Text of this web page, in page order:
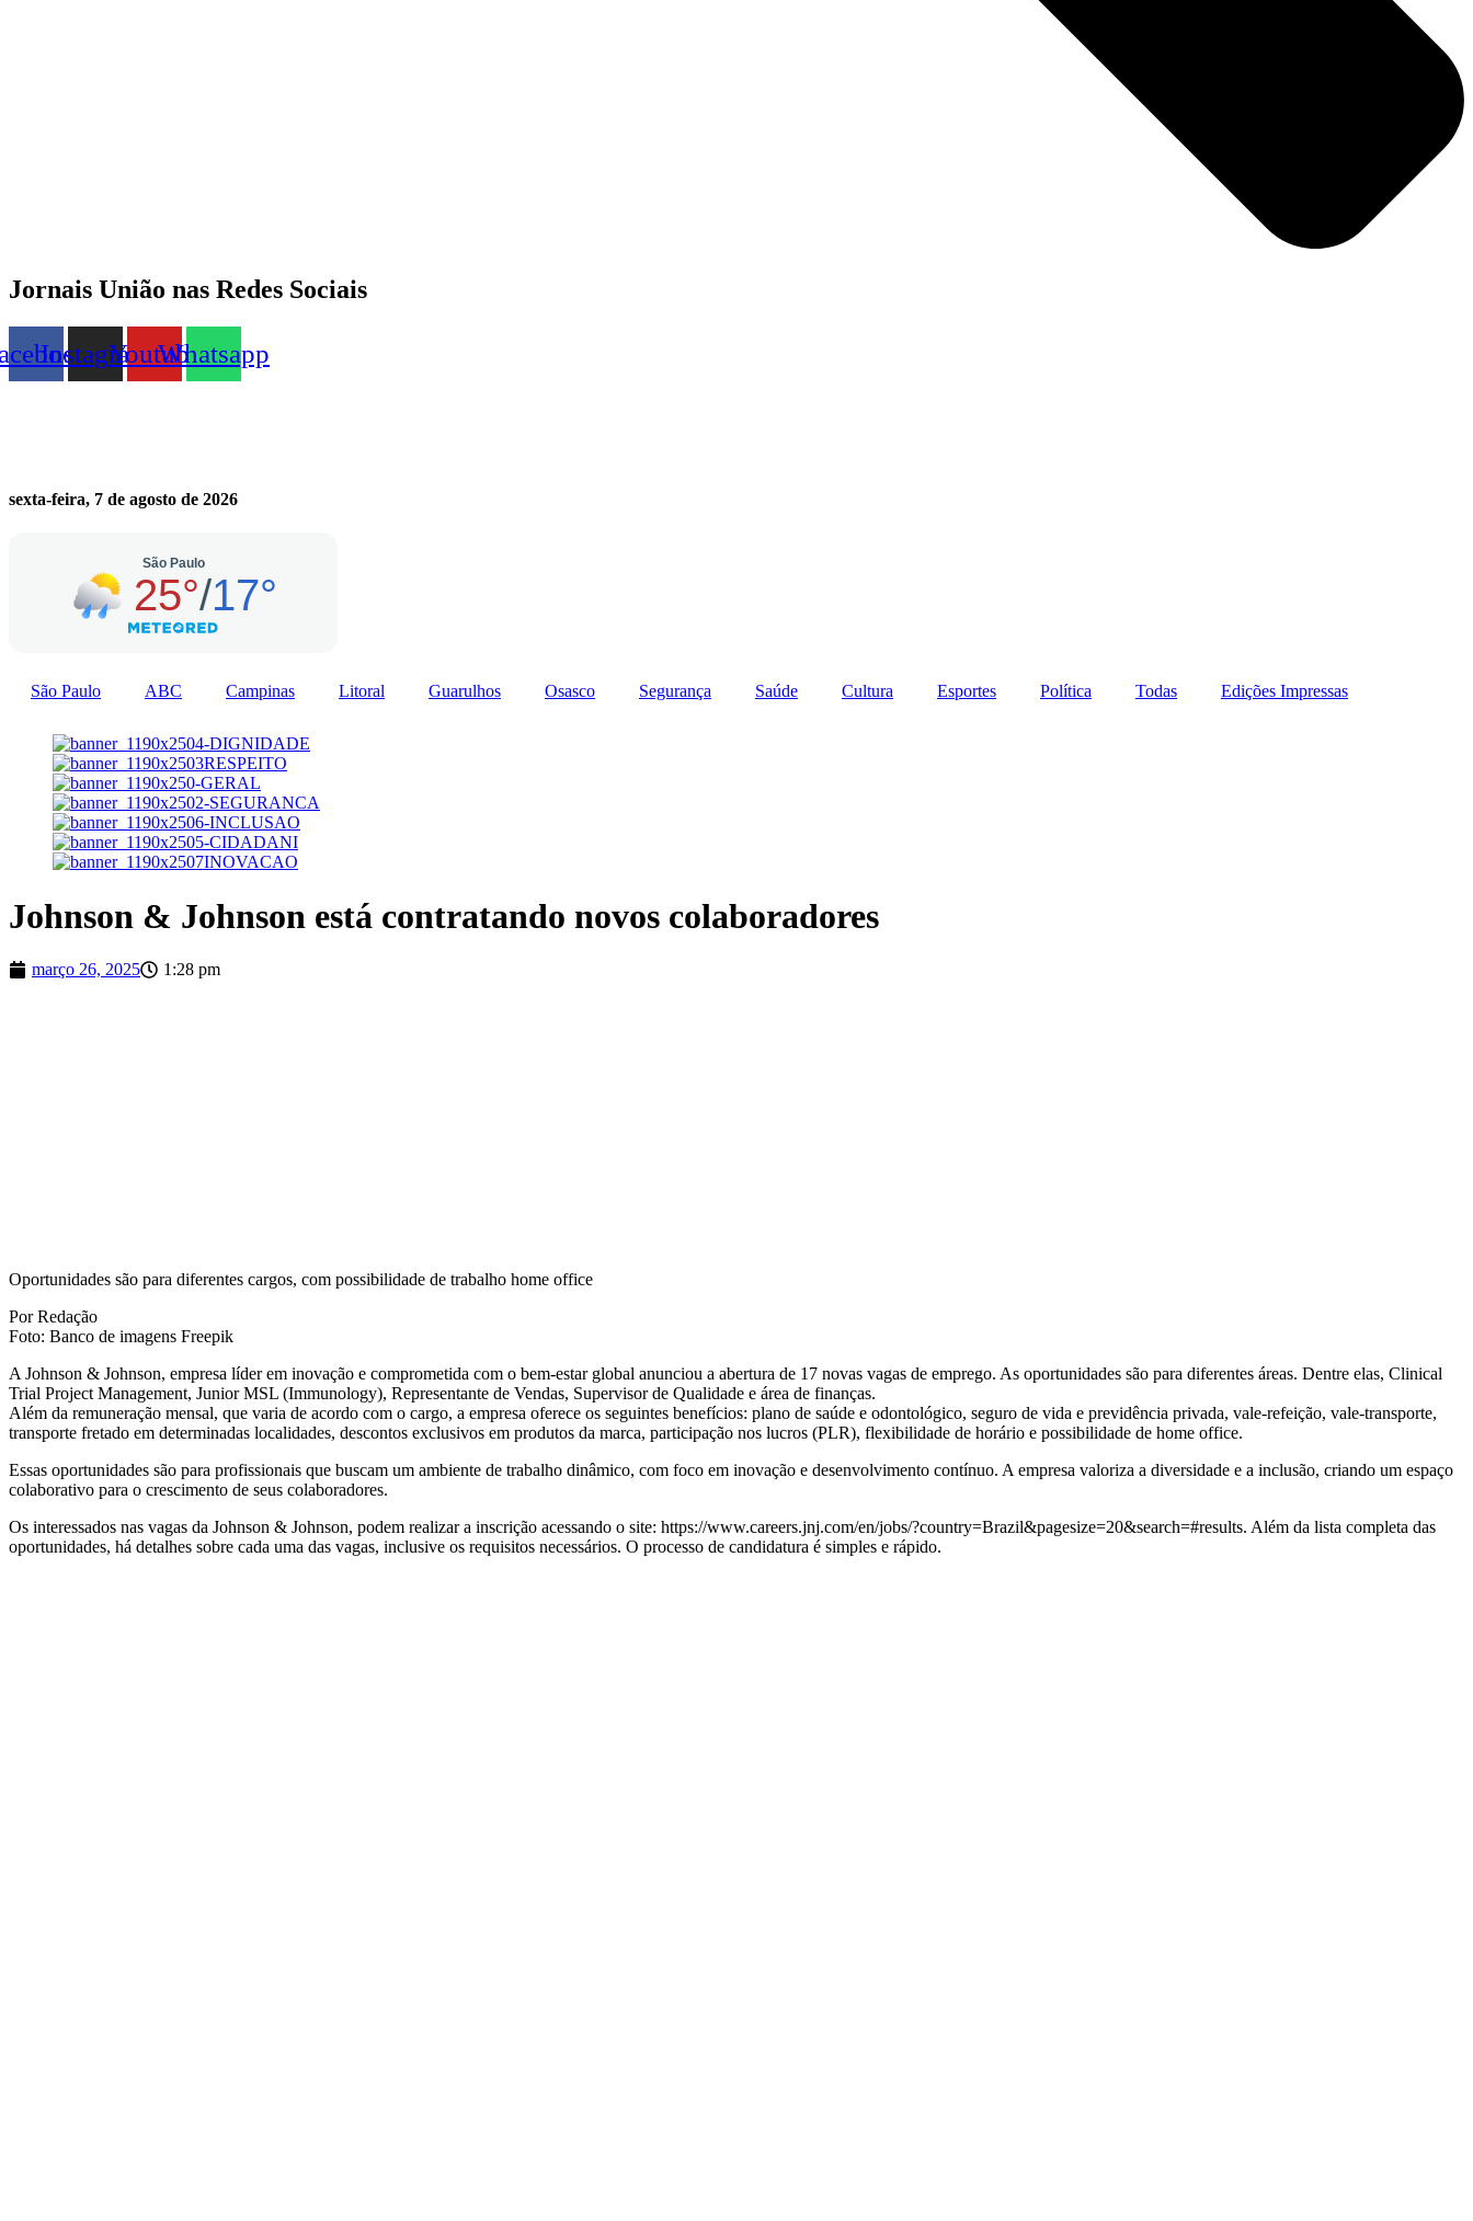
Jornais União nas Redes Sociais
InstagramYoutubeWhatsapp
sexta-feira, 7 de agosto de 2026
São Paulo ABC Campinas Litoral Guarulhos Osasco Segurança Saúde Cultura Esportes Política Todas Edições Impressas
Johnson & Johnson está contratando novos colaboradores
março 26, 2025 1:28 pm
Oportunidades são para diferentes cargos, com possibilidade de trabalho home office
Por Redação
Foto: Banco de imagens Freepik
A Johnson & Johnson, empresa líder em inovação e comprometida com o bem-estar global anunciou a abertura de 17 novas vagas de emprego. As oportunidades são para diferentes áreas. Dentre elas, Clinical
Trial Project Management, Junior MSL (Immunology), Representante de Vendas, Supervisor de Qualidade e área de finanças.
Além da remuneração mensal, que varia de acordo com o cargo, a empresa oferece os seguintes benefícios: plano de saúde e odontológico, seguro de vida e previdência privada, vale-refeição, vale-transporte,
transporte fretado em determinadas localidades, descontos exclusivos em produtos da marca, participação nos lucros (PLR), flexibilidade de horário e possibilidade de home office.
Essas oportunidades são para profissionais que buscam um ambiente de trabalho dinâmico, com foco em inovação e desenvolvimento contínuo. A empresa valoriza a diversidade e a inclusão, criando um espaço
colaborativo para o crescimento de seus colaboradores.
Os interessados nas vagas da Johnson & Johnson, podem realizar a inscrição acessando o site: https://www.careers.jnj.com/en/jobs/?country=Brazil&pagesize=20&search=#results. Além da lista completa das
oportunidades, há detalhes sobre cada uma das vagas, inclusive os requisitos necessários. O processo de candidatura é simples e rápido.